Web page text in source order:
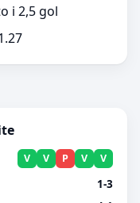
i 2,5 gol
V V P V V
1-3